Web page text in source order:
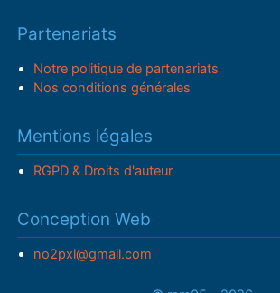
Partenariats
Notre politique de partenariats
Nos conditions générales
Mentions légales
RGPD & Droits d'auteur
Conception Web
no2pxl@gmail.com